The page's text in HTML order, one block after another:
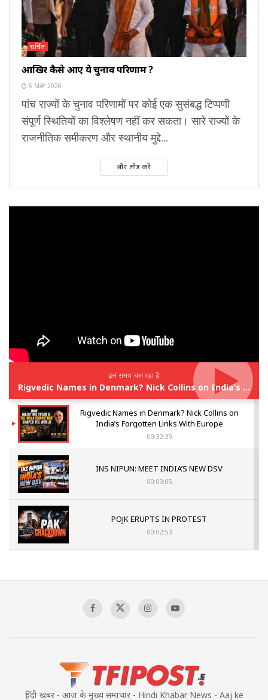
चर्चित
आखिर कैसे आए ये चुनाव परिणाम ?
6 MAY 2026
पांच राज्यों के चुनाव परिणामों पर कोई एक सुसंबद्ध टिप्पणी
संपूर्ण स्थितियों का विश्लेषण नहीं कर सकता। सारे राज्यों के
राजनीतिक समीकरण और स्थानीय मुद्दे...
और लोड करें
इस समय चल रहा है
Rigvedic Names in Denmark? Nick Collins on India’s Forgotten Links With Europe
Rigvedic Names in Denmark? Nick Collins on
India’s Forgotten Links With Europe
00:32:39
INS NIPUN: MEET INDIA’S NEW DSV
00:03:05
POJK ERUPTS IN PROTEST
00:02:53
Sagar
हिंदी खबर - आज के मुख्य समाचार - Hindi Khabar News - Aaj ke